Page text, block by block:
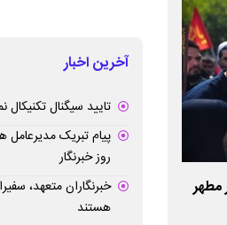
مطهر
واحدهای صنعتی با تکیه بر
فناوری‌ها نوسازی می‌شوند
آخرین اخبار
تایید سیگنال
پیام تبریک
روز خبرنگار
خبرنگاران متعهد،
هستند